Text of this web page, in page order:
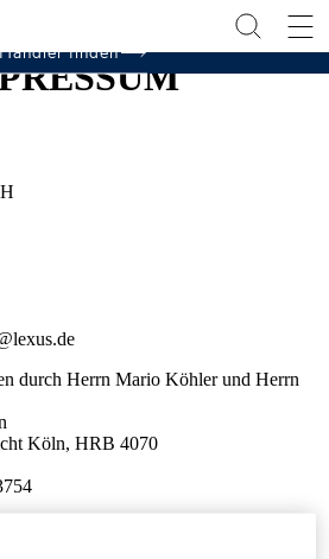
finden
durch Herrn Mario Köhler und Herrn
Köln, HRB 4070